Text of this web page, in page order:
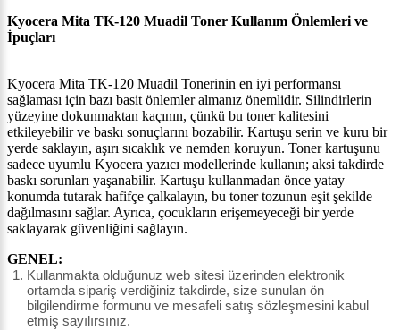
Kyocera Mita TK-120 Muadil Toner Kullanım Önlemleri ve
İpuçları
Kyocera Mita TK-120 Muadil Tonerinin en iyi performansı
sağlaması için bazı basit önlemler almanız önemlidir. Silindirlerin
yüzeyine dokunmaktan kaçının, çünkü bu toner kalitesini
etkileyebilir ve baskı sonuçlarını bozabilir. Kartuşu serin ve kuru bir
yerde saklayın, aşırı sıcaklık ve nemden koruyun. Toner kartuşunu
sadece uyumlu Kyocera yazıcı modellerinde kullanın; aksi takdirde
baskı sorunları yaşanabilir. Kartuşu kullanmadan önce yatay
konumda tutarak hafifçe çalkalayın, bu toner tozunun eşit şekilde
dağılmasını sağlar. Ayrıca, çocukların erişemeyeceği bir yerde
saklayarak güvenliğini sağlayın.
GENEL:
Kullanmakta olduğunuz web sitesi üzerinden elektronik
ortamda sipariş verdiğiniz takdirde, size sunulan ön
bilgilendirme formunu ve mesafeli satış sözleşmesini kabul
etmiş sayılırsınız.